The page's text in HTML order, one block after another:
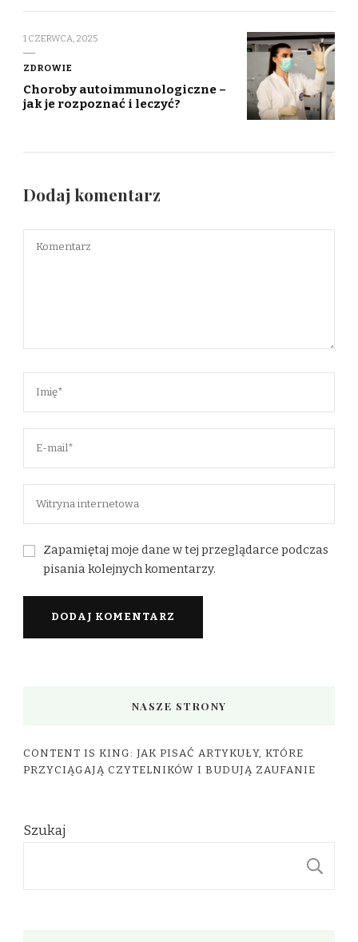
1 CZERWCA, 2025
ZDROWIE
Choroby autoimmunologiczne –
jak je rozpoznać i leczyć?
Dodaj komentarz
Zapamiętaj moje dane w tej przeglądarce podczas
pisania kolejnych komentarzy.
NASZE STRONY
CONTENT IS KING: JAK PISAĆ ARTYKUŁY, KTÓRE
PRZYCIĄGAJĄ CZYTELNIKÓW I BUDUJĄ ZAUFANIE
Szukaj